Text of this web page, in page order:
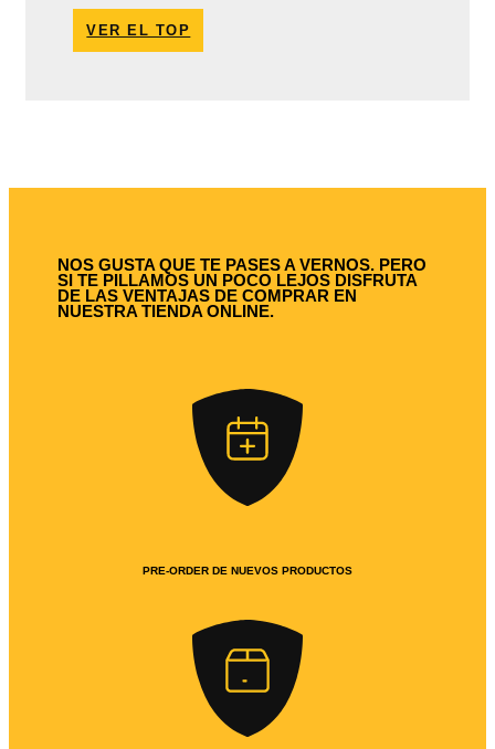
VER EL TOP
NOS GUSTA QUE TE PASES A VERNOS. PERO
SI TE PILLAMOS UN POCO LEJOS DISFRUTA
DE LAS VENTAJAS DE COMPRAR EN
NUESTRA TIENDA ONLINE.
PRE-ORDER DE NUEVOS PRODUCTOS